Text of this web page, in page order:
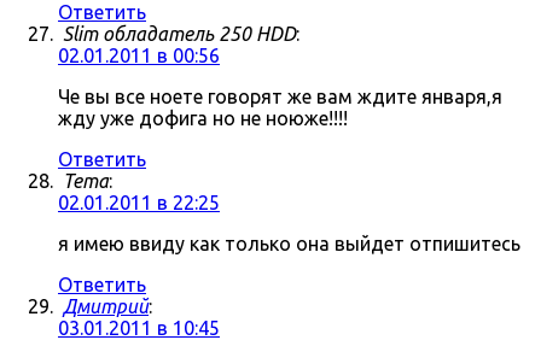
Ответить
Slim обладатель 250 HDD:
02.01.2011 в 00:56
Че вы все ноете говорят же вам ждите января,я
жду уже дофига но не ноюже!!!!
Ответить
Tema:
02.01.2011 в 22:25
я имею ввиду как только она выйдет отпишитесь
Ответить
Дмитрий:
03.01.2011 в 10:45